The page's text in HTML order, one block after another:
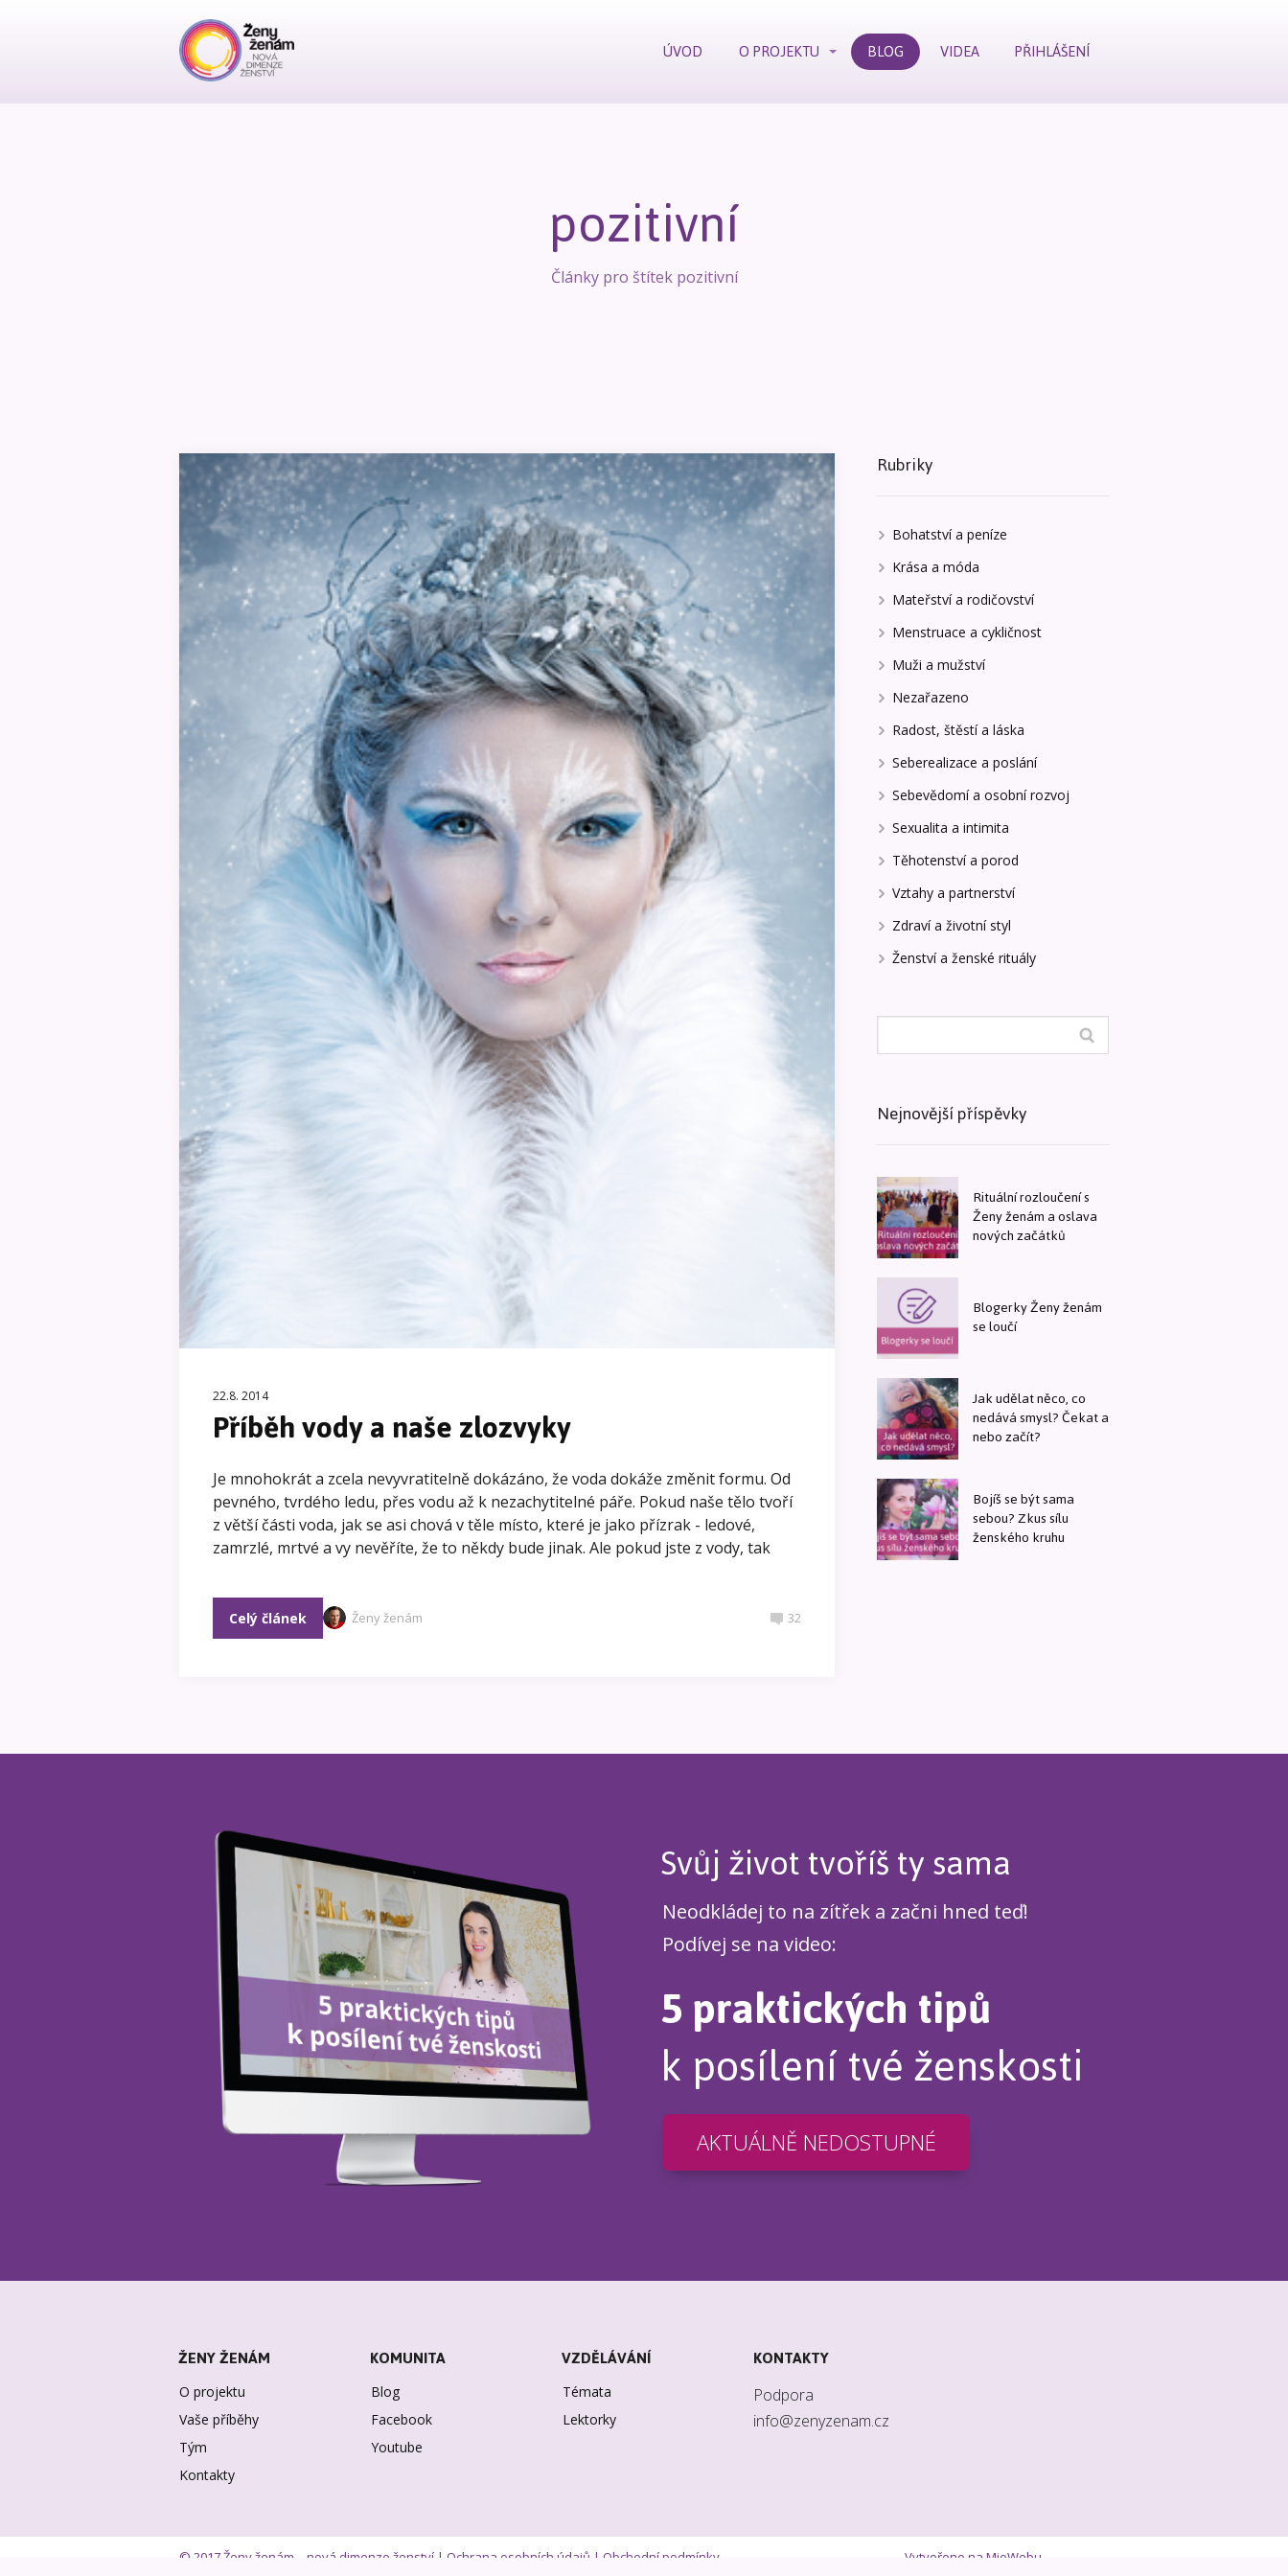
ÚVOD O PROJEKTU BLOG VIDEA PŘIHLÁŠENÍ
pozitivní
Články pro štítek pozitivní
22.8. 2014
Příběh vody a naše zlozvyky
Je mnohokrát a zcela nevyvratitelně dokázáno, že voda dokáže změnit formu. Od
pevného, tvrdého ledu, přes vodu až k nezachytitelné páře. Pokud naše tělo tvoří
z větší části voda, jak se asi chová v těle místo, které je jako přízrak - ledové,
zamrzlé, mrtvé a vy nevěříte, že to někdy bude jinak. Ale pokud jste z vody, tak
Celý článek Ženy ženám 32
Rubriky
Bohatství a peníze
Krása a móda
Mateřství a rodičovství
Menstruace a cykličnost
Muži a mužství
Nezařazeno
Radost, štěstí a láska
Seberealizace a poslání
Sebevědomí a osobní rozvoj
Sexualita a intimita
Těhotenství a porod
Vztahy a partnerství
Zdraví a životní styl
Ženství a ženské rituály
Nejnovější příspěvky
Rituální rozloučení s
Ženy ženám a oslava
nových začátků
Blogerky Ženy ženám
se loučí
Jak udělat něco, co
nedává smysl? Čekat a
nebo začít?
Bojíš se být sama
sebou? Zkus sílu
ženského kruhu
Svůj život tvoříš ty sama
Neodkládej to na zítřek a začni hned teď!
Podívej se na video:
5 praktických tipů
k posílení tvé ženskosti
AKTUÁLNĚ NEDOSTUPNÉ
ŽENY ŽENÁM
O projektu
Vaše příběhy
Tým
Kontakty
KOMUNITA
Blog
Facebook
Youtube
VZDĚLÁVÁNÍ
Témata
Lektorky
KONTAKTY
Podpora
info@zenyzenam.cz
© 2017 Ženy ženám – nová dimenze ženství | Ochrana osobních údajů | Obchodní podmínky Vytvořeno na MioWebu